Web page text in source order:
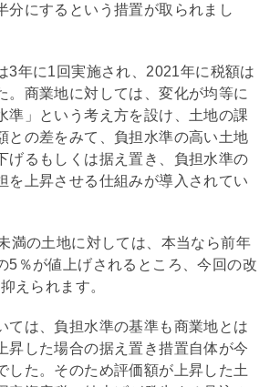
分にするという措置が取られまし
3年に1回実施され、2021年に税額は
。商業地に対しては、変化が均等に
準」という考え方を設け、土地の課
との差をみて、負担水準の高い土地
げるもしくは据え置き、負担水準の
を上昇させる仕組みが導入されてい
満の土地に対しては、本当なら前年
5％が値上げされるところ、今回の改
えられます。
ては、負担水準の基準も商業地とは
昇した場合の据え置き措置自体が今
した。そのため評価額が上昇した土